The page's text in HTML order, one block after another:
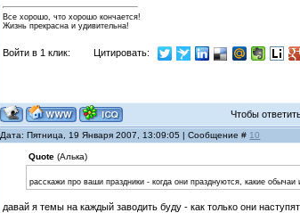
Все хорошо, что хорошо кончается!
Жизнь прекрасна и удивительна!
Войти в 1 клик: Цитировать:
Чтобы
Дата: Пятница, 19 Января 2007, 13:09:05 | Сообщение # 10
Quote (Алька)
расскажи про ваши праздники - когда они празднуются, какие обычаи
давай я темы на каждый заводить буду - как только они